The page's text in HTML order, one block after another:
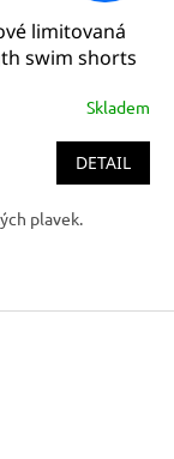
limitovaná
swim shorts
Skladem
DETAIL
plavek.